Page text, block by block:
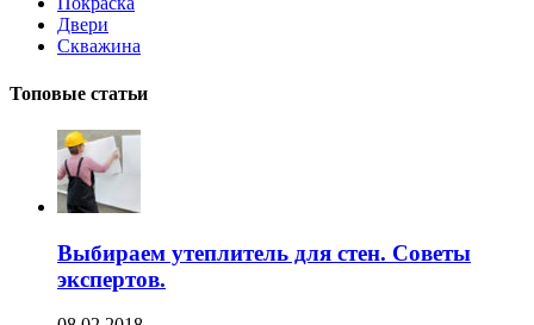
Двери
Скважина
Топовые статьи
Выбираем утеплитель для стен. Советы
экспертов.